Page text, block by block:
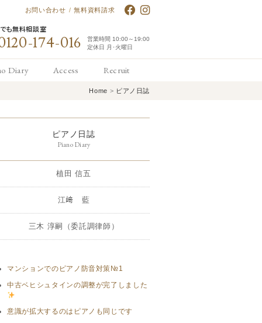
お問い合わせ / 無料資料請求
も無料相談室
174-016
営業時間 10:00～19:00
定休日 月･火曜日
Diary Access Recruit
求人情報
Home > ピアノ日誌
ピアノ日誌
Piano Diary
植田 信五
江﨑 藍
三木 淳嗣（委託調律師）
マンションでのピアノ防音対策№1
中古ベヒシュタインの調整が完了しました
意識が拡大するのはピアノも同じです